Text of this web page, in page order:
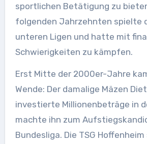
sportlichen Betätigung zu
folgenden Jahrzehnten spielte
unteren Ligen und hatte mit
Schwierigkeiten zu kämpfen.
Erst Mitte der 2000er-Jahre
Wende: Der damalige Mäzen
investierte Millionenbeträge in
machte ihn zum
Bundesliga. Die TSG